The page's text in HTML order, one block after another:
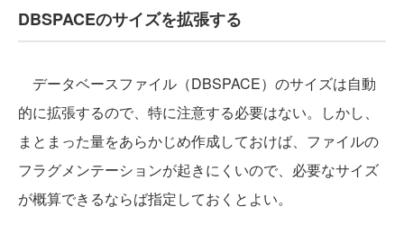
DBSPACEのサイズを拡張する
データベースファイル（DBSPACE）のサイズは自動
的に拡張するので、特に注意する必要はない。しかし、
まとまった量をあらかじめ作成しておけば、ファイルの
フラグメンテーションが起きにくいので、必要なサイズ
が概算できるならば指定しておくとよい。